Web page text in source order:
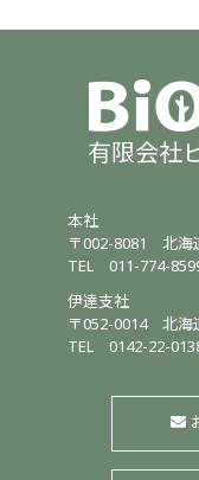
有限会社
本社
〒002-8081北
TEL011-774-
伊達支社
〒052-0014北
TEL0142-22-